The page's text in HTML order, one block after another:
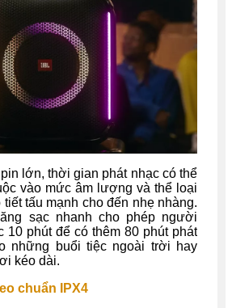
lớn, thời gian phát nhạc có thể
vào mức âm lượng và thể loại
tấu mạnh cho đến nhẹ nhàng.
sạc nhanh cho phép người
10 phút để có thêm 80 phút phát
những buổi tiệc ngoài trời hay
kéo dài.
chuẩn IPX4